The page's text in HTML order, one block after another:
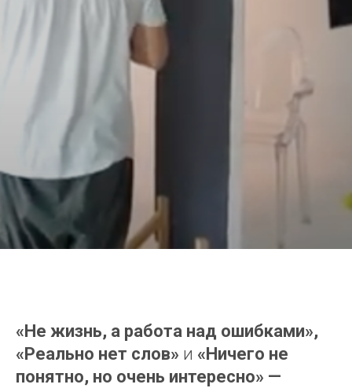
«Не жизнь, а работа над ошибками»,
«Реально нет слов» и «Ничего не
понятно, но очень интересно» —